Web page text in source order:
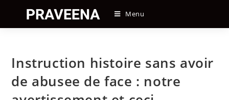
content
Menu
Instruction histoire sans avoir
de abusee de face : notre